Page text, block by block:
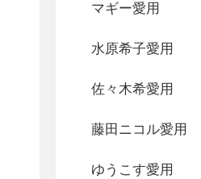
マギー愛用
水原希子愛用
佐々木希愛用
藤田ニコル愛用
ゆうこす愛用